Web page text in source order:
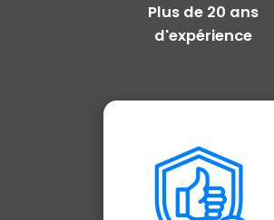
Plus de 20 ans
d'expérience